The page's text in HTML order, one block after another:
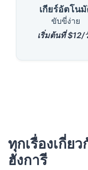
เกียร์อัตโน
ขับขี่ง่าย
เริ่มต้นที่ $12/
ทุกเรื่องเกี่ย
ฮังการี